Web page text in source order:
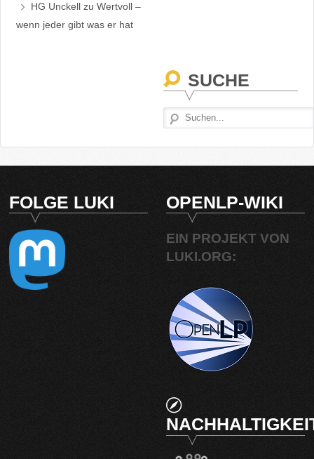
HG Unckell zuWertvoll –
wenn jeder gibt was er hat
SUCHE
FOLGE LUKI OPENLP-WIKI
EIN PROJEKT VON
LUKI.ORG: